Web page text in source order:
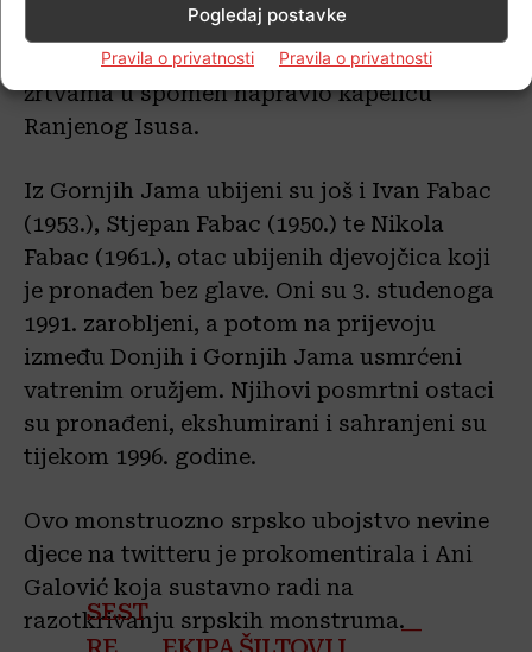
Pogledaj postavke
Pravila o privatnosti Pravila o privatnosti
sebi”, izjavio je sin Kuštreba koji je na
svojem zemljištu u Gornjim Jamama
žrtvama u spomen napravio kapelicu
Ranjenog Isusa.
Iz Gornjih Jama ubijeni su još i Ivan Fabac
(1953.), Stjepan Fabac (1950.) te Nikola
Fabac (1961.), otac ubijenih djevojčica koji
je pronađen bez glave. Oni su 3. studenoga
1991. zarobljeni, a potom na prijevoju
između Donjih i Gornjih Jama usmrćeni
vatrenim oružjem. Njihovi posmrtni ostaci
su pronađeni, ekshumirani i sahranjeni su
tijekom 1996. godine.
Ovo monstruozno srpsko ubojstvo nevine
djece na twitteru je prokomentirala i Ani
Galović koja sustavno radi na
razotkrivanju srpskih monstruma.
SEST
—